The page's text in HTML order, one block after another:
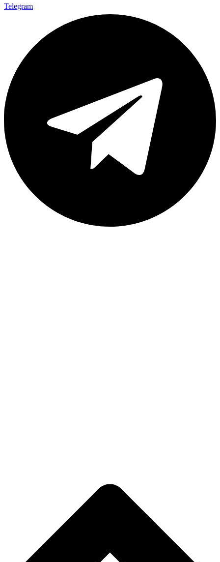
Telegram